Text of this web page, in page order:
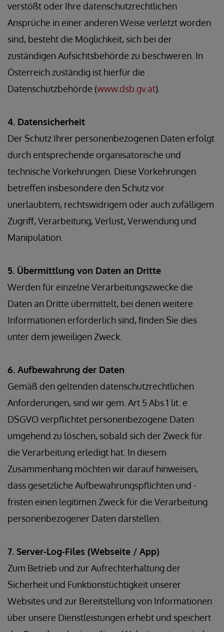
verstößt oder Ihre datenschutzrechtlichen
Ansprüche in einer anderen Weise verletzt worden
sind, besteht die Möglichkeit, sich bei der
zuständigen Aufsichtsbehörde zu beschweren. In
Österreich zuständig ist hierfür die
Datenschutzbehörde (www.dsb.gv.at).
4. Datensicherheit
Der Schutz Ihrer personenbezogenen Daten erfolgt
durch entsprechende organisatorische und
technische Vorkehrungen. Diese Vorkehrungen
betreffen insbesondere den Schutz vor
unerlaubtem, rechtswidrigem oder auch zufälligem
Zugriff, Verarbeitung, Verlust, Verwendung und
Manipulation.
5. Übermittlung von Daten an Dritte
Werden für einzelne Verarbeitungszwecke die
Daten an Dritte übermittelt, bei denen weitere
Informationen erforderlich sind, finden Sie dies
unter dem jeweiligen Zweck.
6. Aufbewahrung der Daten
Gemäß den geltenden datenschutzrechtlichen
Anforderungen, sind wir gem. Art 5 Abs 1 lit. e
DSGVO verpflichtet personenbezogene Daten
umgehend zu löschen, sobald sich der Zweck für
die Verarbeitung erledigt hat. In diesem
Zusammenhang möchten wir darauf hinweisen,
dass gesetzliche Aufbewahrungspflichten und -
fristen einen legitimen Zweck für die Verarbeitung
personenbezogener Daten darstellen.
7. Server-Log-Files (Webseite / App)
Zum Betrieb und zur Aufrechterhaltung der
Sicherheit und Funktionstüchtigkeit unserer
Websites und zur Bereitstellung von Informationen
über unsere Dienstleistungen erhebt und speichert